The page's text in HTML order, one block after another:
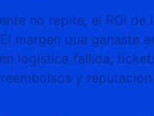
no repite, el ROI de
margen que ganaste
logística fallida,
y reputación.